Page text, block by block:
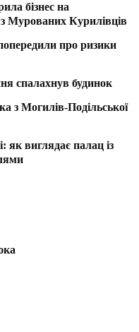
бізнес на
з Мурованих Курилівців
про ризики
спалахнув будинок
з Могилів-Подільської
як виглядає палац із